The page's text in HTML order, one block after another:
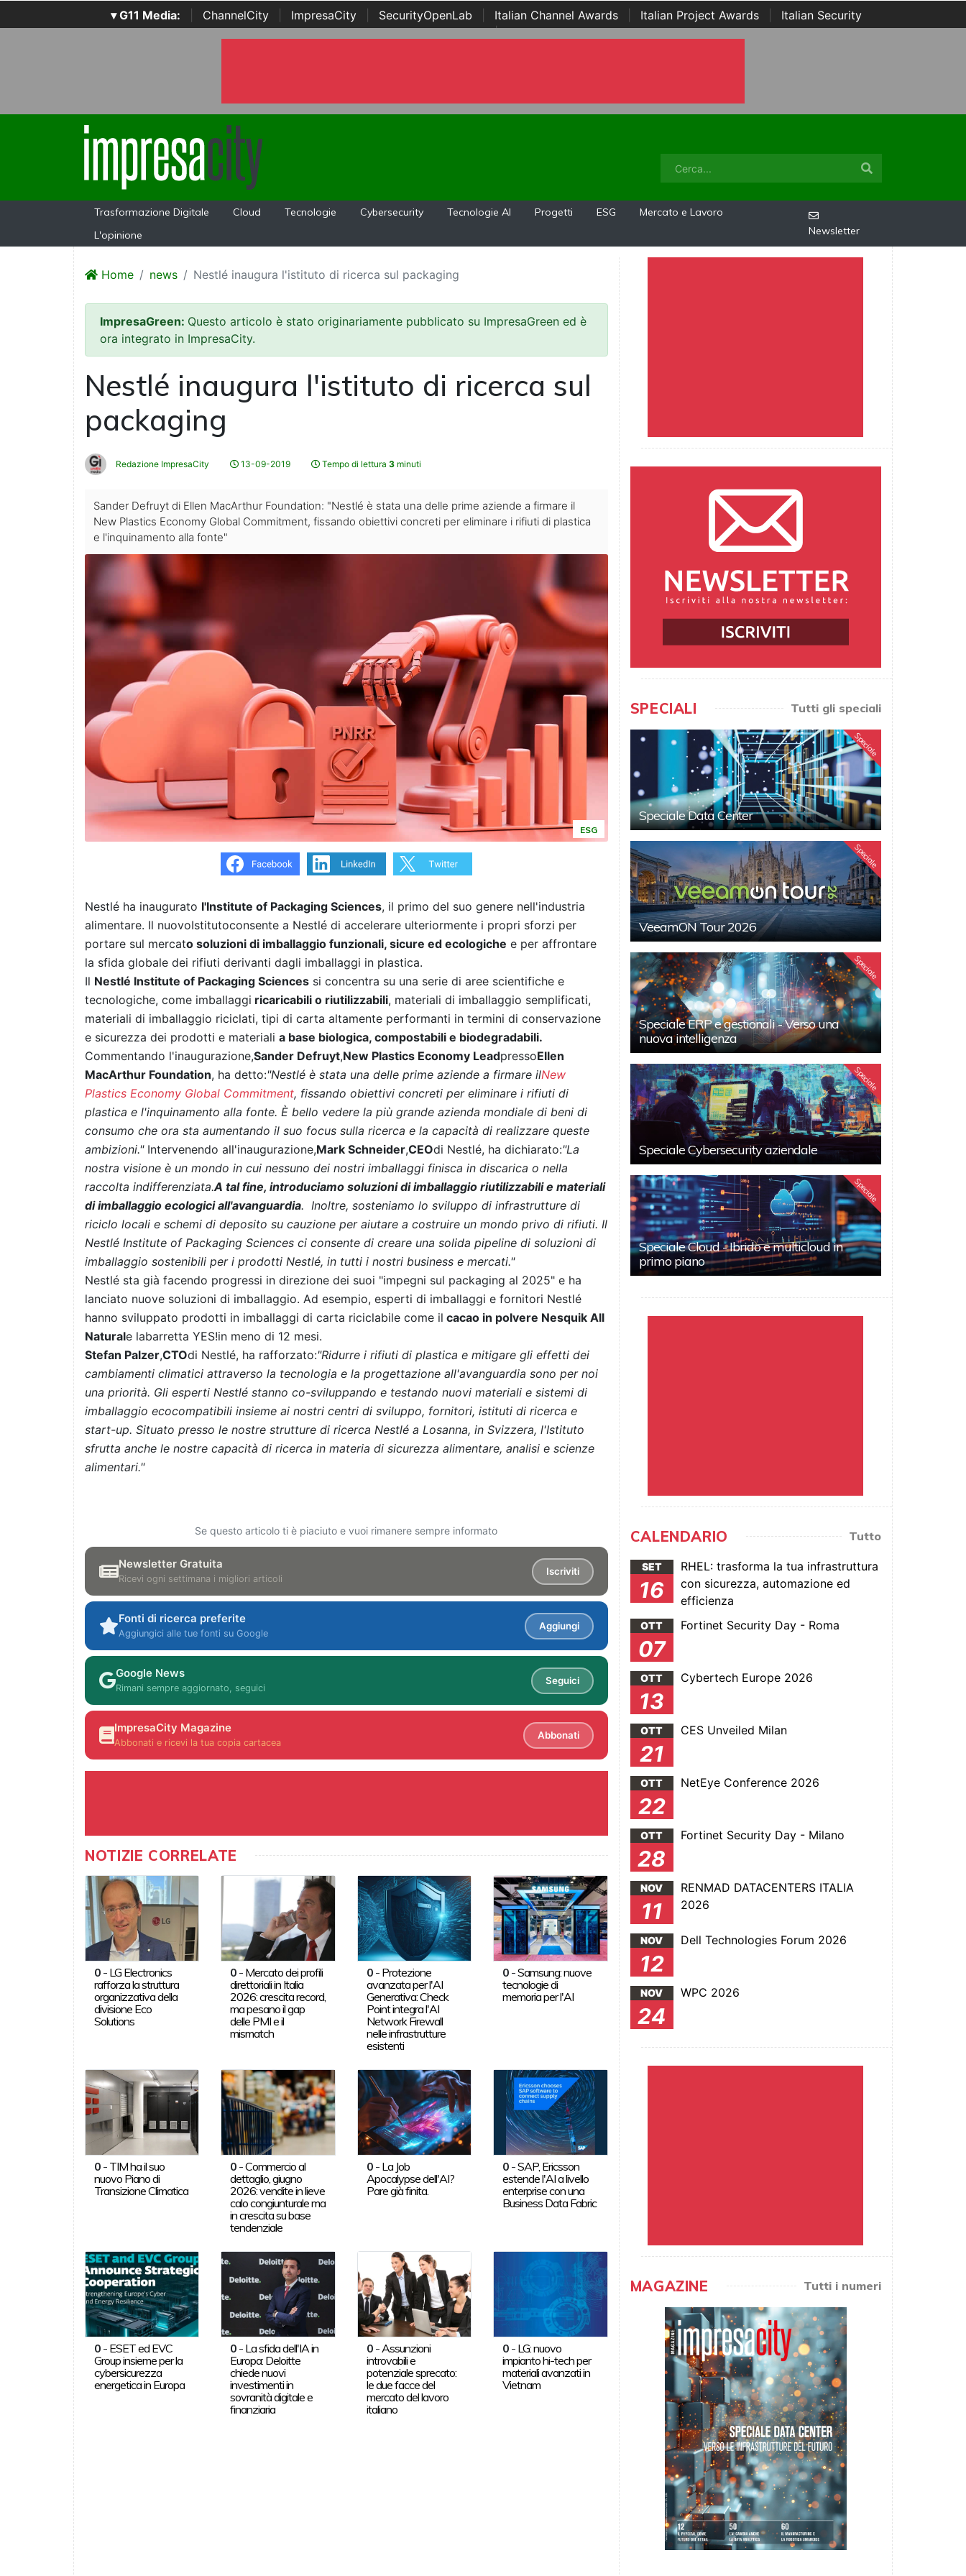
▾ G11 Media: ChannelCity ImpresaCity SecurityOpenLab Italian Channel Awards Italian Project Awards
Italian Security
Awards | ...
Trasformazione Digitale Cloud Tecnologie Cybersecurity Tecnologie AI Progetti ESG
Mercato e Lavoro
L'opinione
Newsletter
Home news Nestlé inaugura l'istituto di ricerca sul packaging
ImpresaGreen: Questo articolo è stato originariamente pubblicato su ImpresaGreen ed è
ora integrato in ImpresaCity.
Nestlé inaugura l'istituto di ricerca sul
packaging
Redazione ImpresaCity 13-09-2019 Tempo di lettura 3 minuti
Sander Defruyt di Ellen MacArthur Foundation: "Nestlé è stata una delle prime aziende a firmare il
New Plastics Economy Global Commitment, fissando obiettivi concreti per eliminare i rifiuti di plastica
e l'inquinamento alla fonte"
ESG
Nestlé ha inaugurato l'Institute of Packaging Sciences, il primo del suo genere nell'industria
alimentare. Il nuovoIstitutoconsente a Nestlé di accelerare ulteriormente i propri sforzi per
portare sul mercato soluzioni di imballaggio funzionali, sicure ed ecologiche e per affrontare
la sfida globale dei rifiuti derivanti dagli imballaggi in plastica.
Il Nestlé Institute of Packaging Sciences si concentra su una serie di aree scientifiche e
tecnologiche, come imballaggi ricaricabili o riutilizzabili, materiali di imballaggio semplificati,
materiali di imballaggio riciclati, tipi di carta altamente performanti in termini di conservazione
e sicurezza dei prodotti e materiali a base biologica, compostabili e biodegradabili.
Commentando l'inaugurazione,Sander Defruyt,New Plastics Economy LeadpressoEllen
MacArthur Foundation, ha detto:"Nestlé è stata una delle prime aziende a firmare ilNew
Plastics Economy Global Commitment, fissando obiettivi concreti per eliminare i rifiuti di
plastica e l'inquinamento alla fonte. È bello vedere la più grande azienda mondiale di beni di
consumo che ora sta aumentando il suo focus sulla ricerca e la capacità di realizzare queste
ambizioni." Intervenendo all'inaugurazione,Mark Schneider,CEOdi Nestlé, ha dichiarato:"La
nostra visione è un mondo in cui nessuno dei nostri imballaggi finisca in discarica o nella
raccolta indifferenziata.A tal fine, introduciamo soluzioni di imballaggio riutilizzabili e materiali
di imballaggio ecologici all'avanguardia. Inoltre, sosteniamo lo sviluppo di infrastrutture di
riciclo locali e schemi di deposito su cauzione per aiutare a costruire un mondo privo di rifiuti. Il
Nestlé Institute of Packaging Sciences ci consente di creare una solida pipeline di soluzioni di
imballaggio sostenibili per i prodotti Nestlé, in tutti i nostri business e mercati."
Nestlé sta già facendo progressi in direzione dei suoi "impegni sul packaging al 2025" e ha
lanciato nuove soluzioni di imballaggio. Ad esempio, esperti di imballaggi e fornitori Nestlé
hanno sviluppato prodotti in imballaggi di carta riciclabile come il cacao in polvere Nesquik All
Naturale labarretta YES!in meno di 12 mesi.
Stefan Palzer,CTOdi Nestlé, ha rafforzato:"Ridurre i rifiuti di plastica e mitigare gli effetti dei
cambiamenti climatici attraverso la tecnologia e la progettazione all'avanguardia sono per noi
una priorità. Gli esperti Nestlé stanno co-sviluppando e testando nuovi materiali e sistemi di
imballaggio ecocompatibili insieme ai nostri centri di sviluppo, fornitori, istituti di ricerca e
start-up. Situato presso le nostre strutture di ricerca Nestlé a Losanna, in Svizzera, l'Istituto
sfrutta anche le nostre capacità di ricerca in materia di sicurezza alimentare, analisi e scienze
alimentari."
Se questo articolo ti è piaciuto e vuoi rimanere sempre informato
Newsletter Gratuita
Ricevi ogni settimana i migliori articoli
Iscriviti
Fonti di ricerca preferite
Aggiungici alle tue fonti su Google
Aggiungi
Google News
Rimani sempre aggiornato, seguici
Seguici
ImpresaCity Magazine
Abbonati e ricevi la tua copia cartacea
Abbonati
NOTIZIE CORRELATE
0- LG Electronics
rafforza la struttura
organizzativa della
divisione Eco
Solutions
0 - Mercato dei profili
direttoriali in Italia
2026: crescita record,
ma pesano il gap
delle PMI e il
mismatch
0- Protezione
avanzata per l'AI
Generativa: Check
Point integra l'AI
Network Firewall
nelle infrastrutture
esistenti
0 -Samsung: nuove
tecnologie di
memoria per l'AI
0- TIM ha il suo
nuovo Piano di
Transizione Climatica
0 -Commercio al
dettaglio, giugno
2026: vendite in lieve
calo congiunturale ma
in crescita su base
tendenziale
0- La Job
Apocalypse dell'AI?
Pare già finita.
0 -SAP, Ericsson
estende l'AI a livello
enterprise con una
Business Data Fabric
0- ESET ed EVC
Group insieme per la
cybersicurezza
energetica in Europa
0 - La sfida dell'IA in
Europa: Deloitte
chiede nuovi
investimenti in
sovranità digitale e
finanziaria
0- Assunzioni
introvabili e
potenziale sprecato:
le due facce del
mercato del lavoro
italiano
0 - LG: nuovo
impianto hi-tech per
materiali avanzati in
Vietnam
SPECIALI Tutti gli speciali
Speciale
Speciale Data Center
Speciale
VeeamON Tour 2026
Speciale
Speciale ERP e gestionali - Verso una
nuova intelligenza
Speciale
Speciale Cybersecurity aziendale
Speciale
Speciale Cloud - Ibrido e multicloud in
primo piano
CALENDARIO Tutto
SET
16
RHEL: trasforma la tua infrastruttura
con sicurezza, automazione ed
efficienza
OTT
07
Fortinet Security Day - Roma
OTT
13
Cybertech Europe 2026
OTT
21
CES Unveiled Milan
OTT
22
NetEye Conference 2026
OTT
28
Fortinet Security Day - Milano
NOV
11
RENMAD DATACENTERS ITALIA
2026
NOV
12
Dell Technologies Forum 2026
NOV
24
WPC 2026
MAGAZINE Tutti i numeri